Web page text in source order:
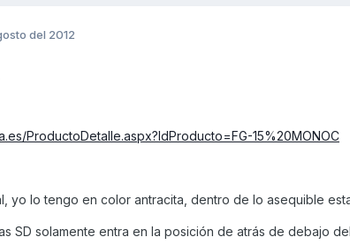
del 2012
ProductoDetalle.aspx?IdProducto=FG-15%20MONOC
yo lo tengo en color antracita, dentro de lo asequible
SD solamente entra en la posición de atrás de debajo